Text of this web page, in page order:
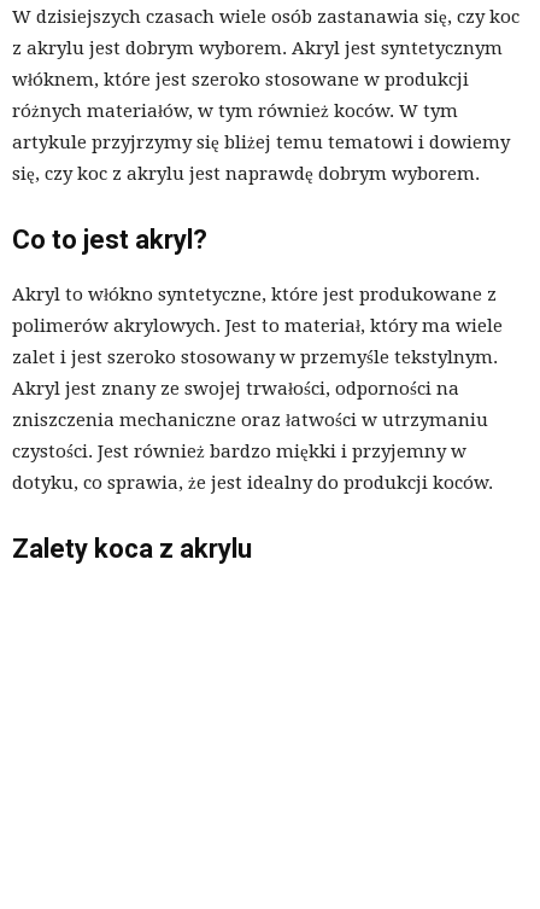
W dzisiejszych czasach wiele osób zastanawia się, czy koc
z akrylu jest dobrym wyborem. Akryl jest syntetycznym
włóknem, które jest szeroko stosowane w produkcji
różnych materiałów, w tym również koców. W tym
artykule przyjrzymy się bliżej temu tematowi i dowiemy
się, czy koc z akrylu jest naprawdę dobrym wyborem.
Co to jest akryl?
Akryl to włókno syntetyczne, które jest produkowane z
polimerów akrylowych. Jest to materiał, który ma wiele
zalet i jest szeroko stosowany w przemyśle tekstylnym.
Akryl jest znany ze swojej trwałości, odporności na
zniszczenia mechaniczne oraz łatwości w utrzymaniu
czystości. Jest również bardzo miękki i przyjemny w
dotyku, co sprawia, że jest idealny do produkcji koców.
Zalety koca z akrylu